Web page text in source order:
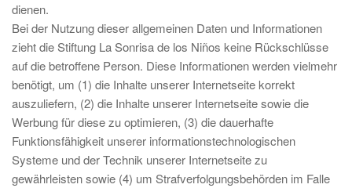
dienen.
Bei der Nutzung dieser allgemeinen Daten und Informationen
zieht die Stiftung La Sonrisa de los Niños keine Rückschlüsse
auf die betroffene Person. Diese Informationen werden vielmehr
benötigt, um (1) die Inhalte unserer Internetseite korrekt
auszuliefern, (2) die Inhalte unserer Internetseite sowie die
Werbung für diese zu optimieren, (3) die dauerhafte
Funktionsfähigkeit unserer informationstechnologischen
Systeme und der Technik unserer Internetseite zu
gewährleisten sowie (4) um Strafverfolgungsbehörden im Falle